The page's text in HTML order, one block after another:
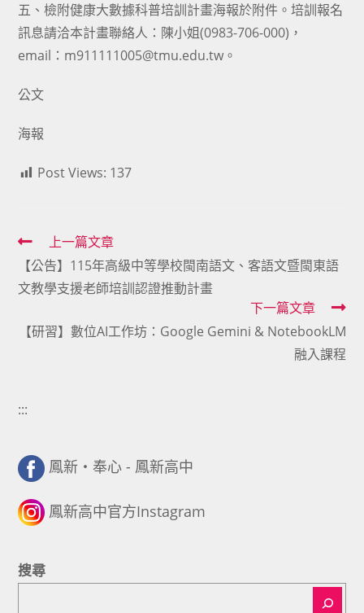
五、檢附健康大數據科普培訓計畫海報於附件。培訓報名
訊息請洽本計畫聯絡人：陳小姐(0983-706-000)，
email：m911111005@tmu.edu.tw。
公文
海報
Post Views: 137
Read
more
articles
上一篇文章
【公告】115年高級中等學校閩南語文、客語文暨閩東語
文教學支援老師培訓認證推動計畫
下一篇文章
【研習】數位AI工作坊：Google Gemini & NotebookLM
融入課程
:::
鳳新・奉心 - 鳳新高中
鳳新高中官方Instagram
搜尋